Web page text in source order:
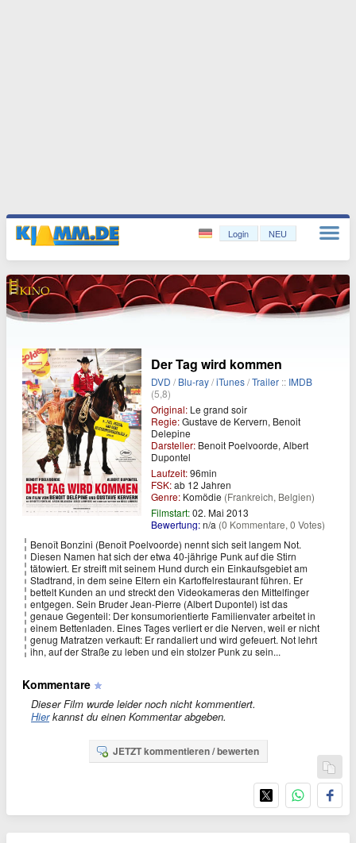
Login NEU
Der Tag wird kommen
DVD /Blu-ray/iTunes/Trailer :: IMDB
(5,8)
Original: Le grand soir
Regie:Gustave de Kervern, Benoit
Delepine
Darsteller: Benoit Poelvoorde, Albert
Dupontel
Laufzeit:96min
FSK:ab 12 Jahren
Genre: Komödie (Frankreich, Belgien)
Filmstart:02. Mai 2013
Bewertung:n/a (0 Kommentare, 0 Votes)
Benoît Bonzini (Benoît Poelvoorde) nennt sich seit langem Not.
Diesen Namen hat sich der etwa 40-jährige Punk auf die Stirn
tätowiert. Er streift mit seinem Hund durch ein Einkaufsgebiet am
Stadtrand, in dem seine Eltern ein Kartoffelrestaurant führen. Er
bettelt Kunden an und streckt den Videokameras den Mittelfinger
entgegen. Sein Bruder Jean-Pierre (Albert Dupontel) ist das
genaue Gegenteil: Der konsumorientierte Familienvater arbeitet in
einem Bettenladen. Eines Tages verliert er die Nerven, weil er nicht
genug Matratzen verkauft: Er randaliert und wird gefeuert. Not lehrt
ihn, auf der Straße zu leben und ein stolzer Punk zu sein...
Kommentare
Dieser Film wurde leider noch nicht kommentiert.
Hierkannst du einen Kommentar abgeben.
JETZT kommentieren / bewerten